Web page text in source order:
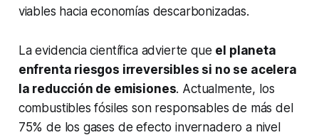
viables hacia economías descarbonizadas.
La evidencia científica advierte que el planeta
enfrenta riesgos irreversibles si no se acelera
la reducción de emisiones. Actualmente, los
combustibles fósiles son responsables de más del
75% de los gases de efecto invernadero a nivel